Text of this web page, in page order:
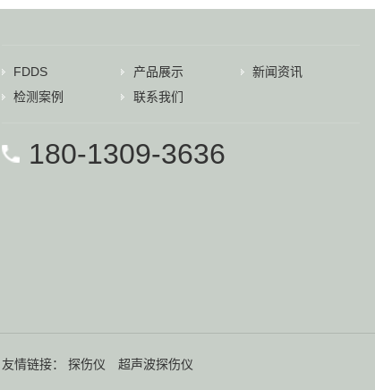
FDDS 产品展示
新闻资讯
检测案例
联系我们
180-1309-3636
友情链接： 探伤仪 超声波探伤仪